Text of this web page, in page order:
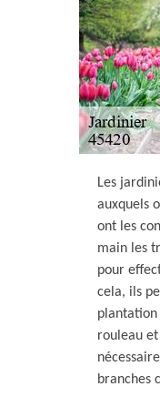
Les
auxquels
ont les
main les
pour
cela, ils
plantation
rouleau et
branches